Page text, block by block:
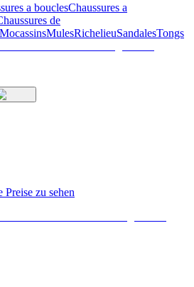
a bouclesChaussures a
de
MocassinsMulesRichelieuSandalesTongs
zu sehen